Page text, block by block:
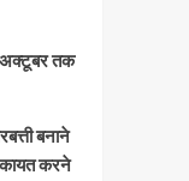
अक्टूबर तक
बनाने
करने